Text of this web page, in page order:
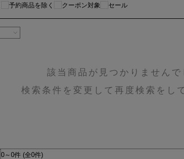
予約商品を除く クーポン対象 セール
該当商品が見つかりませんで
検索条件を変更して再度検索をし
0～0件 (全0件)